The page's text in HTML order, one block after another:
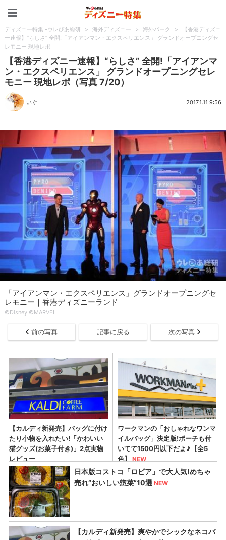
ディズニー特集 -ウレぴあ総研 > 海外ディズニー > 海外パーク >
【香港ディズニ
ー速報】“らしさ” 全開!「アイアンマン・エクスペリエンス」 グランドオープニングセ
レモニー 現地レポ
【香港ディズニー速報】“らしさ” 全開!「アイアンマ
ン・エクスペリエンス」 グランドオープニングセレ
モニー 現地レポ（写真 7/20）
いぐ 2017.1.11 9:56
「アイアンマン・エクスペリエンス」グランドオープニングセ
レモニー｜香港ディズニーランド
©Disney ©MARVEL
前の写真 記事に戻る 次の写真